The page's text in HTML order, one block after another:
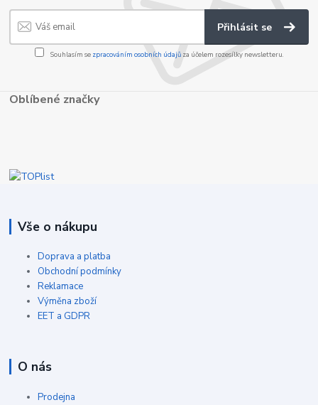
Přihlásit se
Souhlasím se zpracováním osobních údajůza účelem rozesílky newsletteru.
Oblíbené značky
Vše o nákupu
Doprava a platba
Obchodní podmínky
Reklamace
Výměna zboží
EET a GDPR
O nás
Prodejna